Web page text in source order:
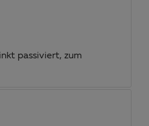
passiviert, zum